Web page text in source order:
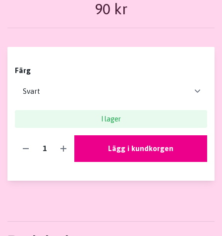
90 kr
Färg
I lager
Lägg i kundkorgen